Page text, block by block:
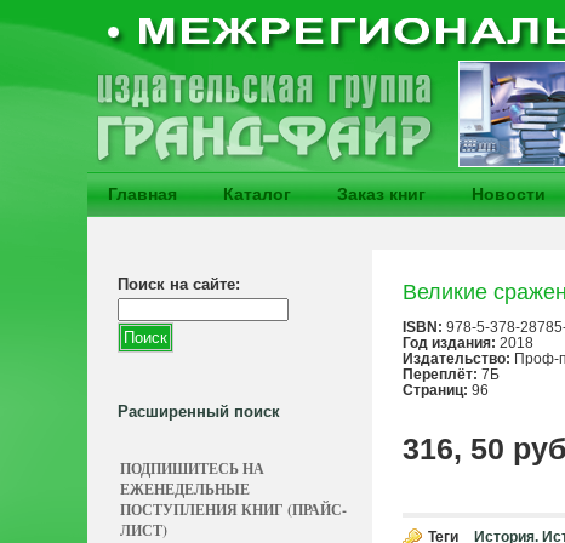
Главная Каталог Заказ книг Новости
Поиск на сайте:
Расширенный поиск
ПОДПИШИТЕСЬ НА
ЕЖЕНЕДЕЛЬНЫЕ
ПОСТУПЛЕНИЯ КНИГ (ПРАЙС-
ЛИСТ)
Великие
ISBN: 978-5-378-
Год издания: 2018
Издательство: Проф-
Переплёт: 7Б
Страниц: 96
316, 50
Теги История.